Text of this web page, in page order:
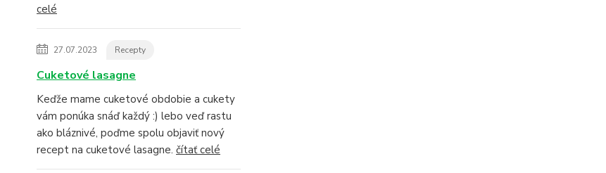
celé
27.07.2023 Recepty
Cuketové lasagne
Keďže mame cuketové obdobie a cukety
vám ponúka snáď každý :) lebo veď rastu
ako bláznivé, poďme spolu objaviť nový
recept na cuketové lasagne. čítať celé